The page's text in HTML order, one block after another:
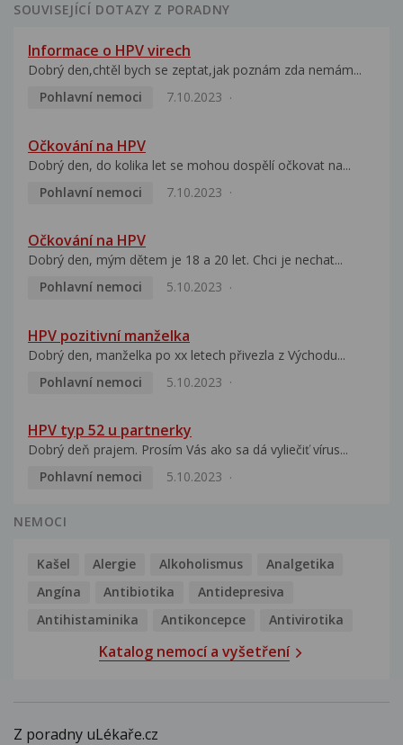
SOUVISEJÍCÍ DOTAZY Z PORADNY
Informace o HPV virech
Dobrý den,chtěl bych se zeptat,jak poznám zda nemám...
Pohlavní nemoci
7.10.2023
Očkování na HPV
Dobrý den, do kolika let se mohou dospělí očkovat na...
Pohlavní nemoci
7.10.2023
Očkování na HPV
Dobrý den, mým dětem je 18 a 20 let. Chci je nechat...
Pohlavní nemoci
5.10.2023
HPV pozitivní manželka
Dobrý den, manželka po xx letech přivezla z Východu...
Pohlavní nemoci
5.10.2023
HPV typ 52 u partnerky
Dobrý deň prajem. Prosím Vás ako sa dá vyliečiť vírus...
Pohlavní nemoci
5.10.2023
NEMOCI
Kašel Alergie Alkoholismus
Analgetika
Angína
Antibiotika
Antidepresiva
Antihistaminika
Antikoncepce Antivirotika
Katalog nemocí a vyšetření
Z poradny uLékaře.cz